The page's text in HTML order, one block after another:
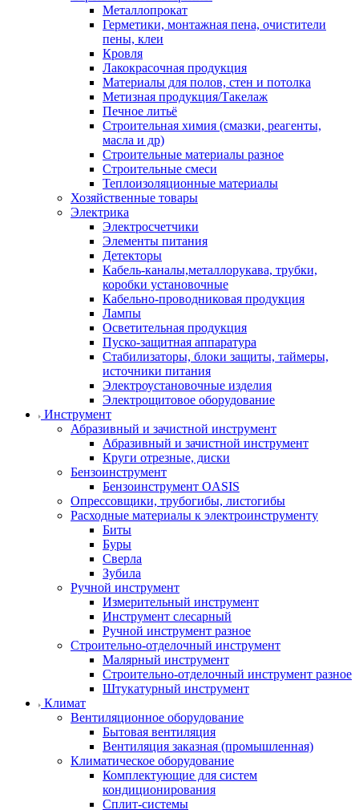
Металлопрокат
Герметики, монтажная пена, очистители
пены, клеи
Кровля
Лакокрасочная продукция
Материалы для полов, стен и потолка
Метизная продукция/Такелаж
Печное литьё
Строительная химия (смазки, реагенты,
масла и др)
Строительные материалы разное
Строительные смеси
Теплоизоляционные материалы
Хозяйственные товары
Электрика
Электросчетчики
Элементы питания
Детекторы
Кабель-каналы,металлорукава, трубки,
коробки установочные
Кабельно-проводниковая продукция
Лампы
Осветительная продукция
Пуско-защитная аппаратура
Стабилизаторы, блоки защиты, таймеры,
источники питания
Электроустановочные изделия
Электрощитовое оборудование
Инструмент
Абразивный и зачистной инструмент
Абразивный и зачистной инструмент
Круги отрезные, диски
Бензоинструмент
Бензоинструмент OASIS
Опрессовщики, трубогибы, листогибы
Расходные материалы к электроинструменту
Биты
Буры
Сверла
Зубила
Ручной инструмент
Измерительный инструмент
Инструмент слесарный
Ручной инструмент разное
Строительно-отделочный инструмент
Малярный инструмент
Строительно-отделочный инструмент разное
Штукатурный инструмент
Климат
Вентиляционное оборудование
Бытовая вентиляция
Вентиляция заказная (промышленная)
Климатическое оборудование
Комплектующие для систем
кондиционирования
Сплит-системы